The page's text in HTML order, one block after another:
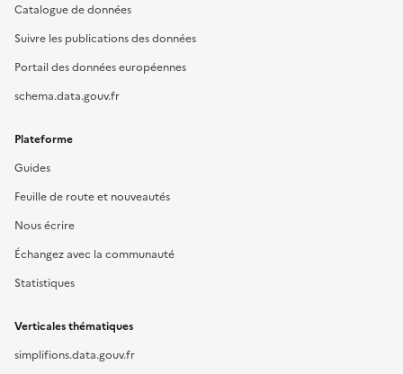
Catalogue de données
Suivre les publications des données
Portail des données européennes
schema.data.gouv.fr
Plateforme
Guides
Feuille de route et nouveautés
Nous écrire
Échangez avec la communauté
Statistiques
Verticales thématiques
simplifions.data.gouv.fr